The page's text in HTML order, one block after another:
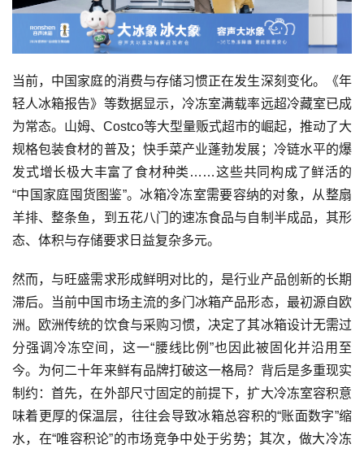
当前，中国家庭的消费与存储习惯正在发生深刻变化。《年
轻人冰箱报告》等数据显示，冷冻室满载率远超冷藏室已成
为常态。山姆、Costco等大型量贩式超市的崛起，推动了大
规格包装食材的普及；快手菜产业蓬勃发展；冷链水平的爆
发式增长极大丰富了食材种类……这些共同构成了鲜活的
“中国家庭囤货图鉴”。冰箱冷冻室需要容纳的对象，从整扇
羊排、整条鱼，到五花八门的速冻食品与自制半成品，其形
态、体积与存储要求日益复杂多元。
然而，与旺盛需求形成鲜明对比的，是行业产品创新的长期
滞后。当前中国市场主流的多门冰箱产品形态，最初源自欧
洲。欧洲传统的饮食与采购习惯，决定了其冰箱设计无需过
分强调冷冻空间，这一“腰线比例”也因此被固化并沿用至
今。为何二十年来鲜有品牌打破这一格局？背后是多重现实
制约：首先，在外部尺寸固定的前提下，扩大冷冻室容积意
味着更厚的保温层，往往会导致冰箱总容积的“账面数字”缩
水，在“唯容积论”的市场竞争中处于劣势；其次，做大冷冻